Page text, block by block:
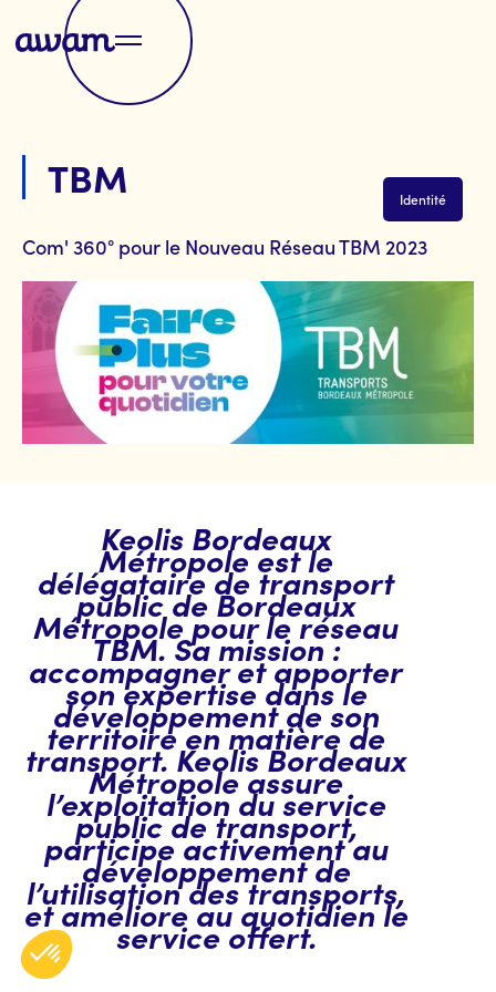
TBM Identité
Com' 360° pour le Nouveau Réseau TBM 2023
Keolis Bordeaux
Métropole est le
délégataire de transport
public de Bordeaux
Métropole pour le réseau
TBM. Sa mission :
accompagner et apporter
son expertise dans le
développement de son
territoire en matière de
transport. Keolis Bordeaux
Métropole assure
l’exploitation du service
public de transport,
participe activement au
développement de
l’utilisation des transports,
et améliore au quotidien le
service offert.